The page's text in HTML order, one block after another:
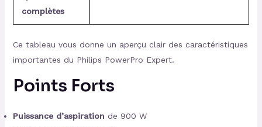
complètes
Ce tableau vous donne un aperçu clair des caractéristiques
importantes du Philips PowerPro Expert.
Points Forts
Puissance d’aspiration de 900 W